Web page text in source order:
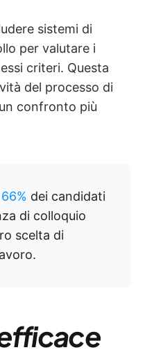
sistemi di
per valutare i
criteri. Questa
del processo di
confronto più
dei candidati
di colloquio
scelta di